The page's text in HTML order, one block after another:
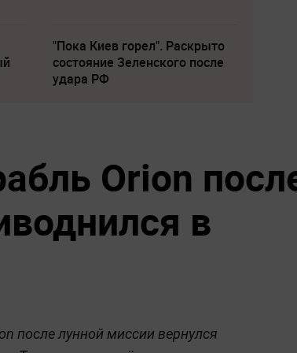
"Пока Киев горел". Раскрыто
состояние Зеленского после
удара РФ
Orion
в
после лунной миссии вернулся